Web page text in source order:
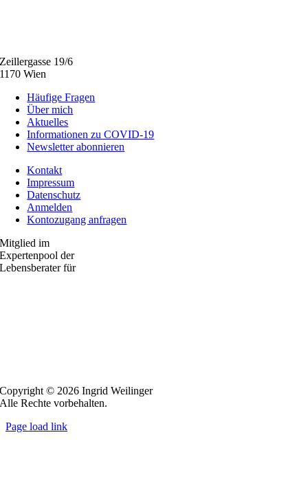
Zeillergasse 19/6
1170 Wien
Häufige Fragen
Über mich
Aktuelles
Informationen zu COVID-19
Newsletter abonnieren
Kontakt
Impressum
Datenschutz
Anmelden
Kontozugang anfragen
Mitglied im
Expertenpool der
Lebensberater für
Copyright © 2026 Ingrid Weilinger
Alle Rechte vorbehalten.
Page load link